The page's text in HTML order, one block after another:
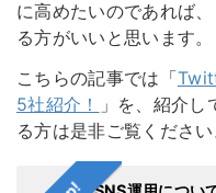
に高めたいのであれば
る方がいいと思います。
こちらの記事では「
5社紹介！
」を、紹介
る方は是非ご覧ください